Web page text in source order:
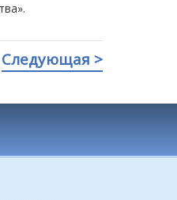
Следующая >